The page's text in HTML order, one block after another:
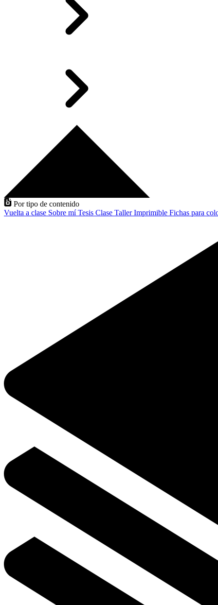
Por tipo de contenido
Vuelta a clase Sobre míTesis Clase TallerImprimible Fichas para